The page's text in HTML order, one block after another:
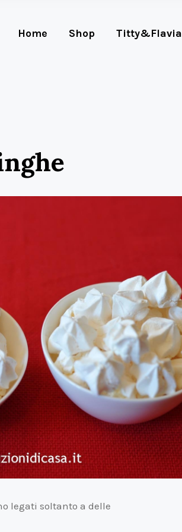
Home Shop Titty&Flavia
legati soltanto a delle